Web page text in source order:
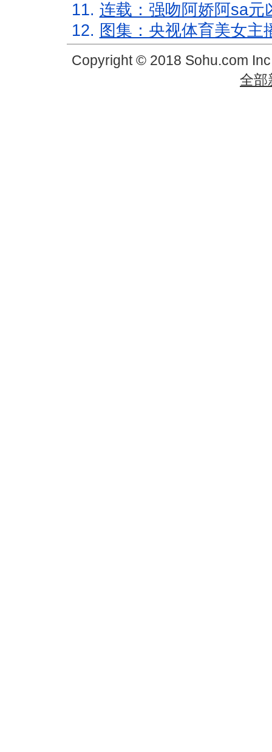
11. 连载：强吻阿娇阿sa元
12. 图集：央视体育美女主
Copyright © 2018 Sohu.com
全部